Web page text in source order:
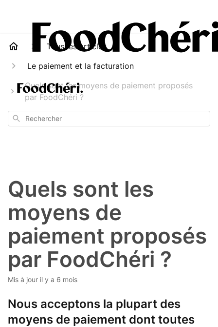
Tous les articles
Le paiement et la facturation
Quels sont les moyens de paiement proposés
par FoodChéri ?
Rechercher
Quels sont les
moyens de
paiement proposés
par FoodChéri ?
Mis à jour il y a 6 mois
Nous acceptons la plupart des
moyens de paiement dont toutes